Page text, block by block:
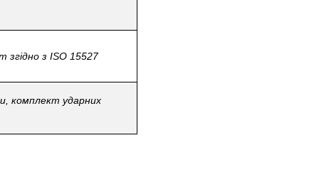
згідно з ISO 15527
комплект ударних